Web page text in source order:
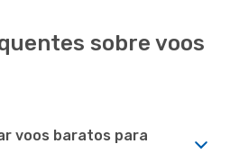
sobre voos
voos baratos para